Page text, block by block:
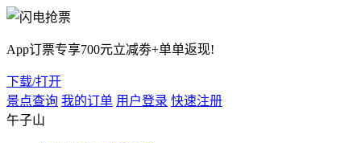
App订票专享700元立减劵+单单返现!
下载/打开
景点查询 我的订单 用户登录 快速注册
午子山